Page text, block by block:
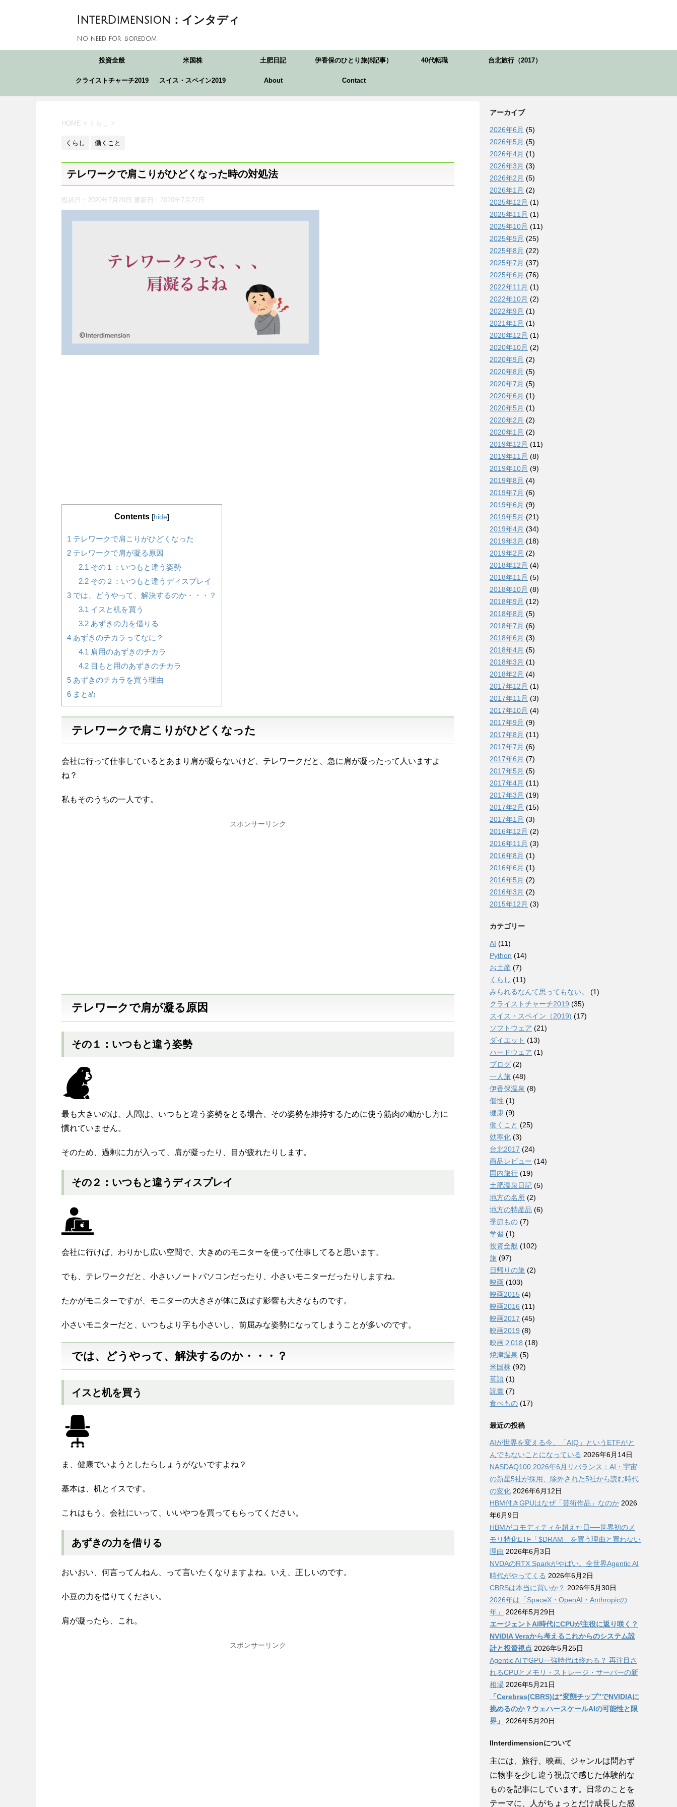
InterDimension：インタディ
No need for Boredom
投資全般 米国株 土肥日記 伊香保のひとり旅(8記事） 40代転職 台北旅行（2017）
クライストチャーチ2019 スイス・スペイン2019 About Contact
HOME > くらし >
くらし 働くこと
テレワークで肩こりがひどくなった時の対処法
投稿日：2020年7月20日 更新日： 2020年7月22日
Contents [hide]
1 テレワークで肩こりがひどくなった
2 テレワークで肩が凝る原因
2.1 その１：いつもと違う姿勢
2.2その２：いつもと違うディスプレイ
3 では、どうやって、解決するのか・・・？
3.1 イスと机を買う
3.2あずきの力を借りる
4 あずきのチカラってなに？
4.1 肩用のあずきのチカラ
4.2目もと用のあずきのチカラ
5 あずきのチカラを買う理由
6 まとめ
テレワークで肩こりがひどくなった
会社に行って仕事しているとあまり肩が凝らないけど、テレワークだと、急に肩が凝ったって人いますよ
ね？
私もそのうちの一人です。
スポンサーリンク
テレワークで肩が凝る原因
その１：いつもと違う姿勢
最も大きいのは、人間は、いつもと違う姿勢をとる場合、その姿勢を維持するために使う筋肉の動かし方に
慣れていません。
そのため、過剰に力が入って、肩が凝ったり、目が疲れたりします。
その２：いつもと違うディスプレイ
会社に行けば、わりかし広い空間で、大きめのモニターを使って仕事してると思います。
でも、テレワークだと、小さいノートパソコンだったり、小さいモニターだったりしますね。
たかがモニターですが、モニターの大きさが体に及ぼす影響も大きなものです。
小さいモニターだと、いつもより字も小さいし、前屈みな姿勢になってしまうことが多いのです。
では、どうやって、解決するのか・・・？
イスと机を買う
ま、健康でいようとしたらしょうがないですよね？
基本は、机とイスです。
これはもう。会社にいって、いいやつを買ってもらってください。
あずきの力を借りる
おいおい、何言ってんねん、って言いたくなりますよね。いえ、正しいのです。
小豆の力を借りてください。
肩が凝ったら、これ。
スポンサーリンク
アーカイブ
2026年6月 (5)
2026年5月 (5)
2026年4月 (1)
2026年3月 (3)
2026年2月 (5)
2026年1月 (2)
2025年12月 (1)
2025年11月 (1)
2025年10月 (11)
2025年9月 (25)
2025年8月 (22)
2025年7月 (37)
2025年6月 (76)
2022年11月 (1)
2022年10月 (2)
2022年9月 (1)
2021年1月 (1)
2020年12月 (1)
2020年10月 (2)
2020年9月 (2)
2020年8月 (5)
2020年7月 (5)
2020年6月 (1)
2020年5月 (1)
2020年2月 (2)
2020年1月 (2)
2019年12月 (11)
2019年11月 (8)
2019年10月 (9)
2019年8月 (4)
2019年7月 (6)
2019年6月 (9)
2019年5月 (21)
2019年4月 (34)
2019年3月 (18)
2019年2月 (2)
2018年12月 (4)
2018年11月 (5)
2018年10月 (8)
2018年9月 (12)
2018年8月 (5)
2018年7月 (6)
2018年6月 (3)
2018年4月 (5)
2018年3月 (1)
2018年2月 (4)
2017年12月 (1)
2017年11月 (3)
2017年10月 (4)
2017年9月 (9)
2017年8月 (11)
2017年7月 (6)
2017年6月 (7)
2017年5月 (5)
2017年4月 (11)
2017年3月 (19)
2017年2月 (15)
2017年1月 (3)
2016年12月 (2)
2016年11月 (3)
2016年8月 (1)
2016年6月 (1)
2016年5月 (2)
2016年3月 (2)
2015年12月 (3)
カテゴリー
AI (11)
Python (14)
お土産 (7)
くらし (11)
みられるなんて思ってもない。
(1)
クライストチャーチ2019 (35)
スイス・スペイン（2019) (17)
ソフトウェア (21)
ダイエット (13)
ハードウェア (1)
ブログ (2)
一人旅 (48)
伊香保温泉 (8)
個性 (1)
健康 (9)
働くこと (25)
効率化 (3)
台北2017 (24)
商品レビュー (14)
国内旅行 (19)
土肥温泉日記 (5)
地方の名所 (2)
地方の特産品 (6)
季節もの (7)
学習 (1)
投資全般 (102)
旅 (97)
日帰りの旅 (2)
映画 (103)
映画2015 (4)
映画2016 (11)
映画2017 (45)
映画2019 (8)
映画２018 (18)
焼津温泉 (5)
米国株 (92)
英語 (1)
読書 (7)
食べもの (17)
最近の投稿
AIが世界を変える今、「AIQ」というETFがと
んでもないことになっている 2026年6月14日
NASDAQ100 2026年6月リバランス：AI・宇宙
の新星5社が採用、除外された5社から読む時代
の変化 2026年6月12日
HBM付きGPUはなぜ「芸術作品」なのか 2026
年6月9日
HBMがコモディティを超えた日──世界初のメ
モリ特化ETF「$DRAM」を買う理由と買わない
理由 2026年6月3日
NVDAのRTX Sparkがやばい。全世界Agentic AI
時代がやってくる 2026年6月2日
CBRSは本当に買いか？ 2026年5月30日
2026年は「SpaceX・OpenAI・Anthropicの
年」
2026年5月29日
エージェントAI時代にCPUが主役に返り咲く？
NVIDIA Veraから考えるこれからのシステム設
計と投資視点 2026年5月25日
Agentic AIでGPU一強時代は終わる？ 再注目さ
れるCPUとメモリ・ストレージ・サーバーの新
相場 2026年5月21日
「Cerebras(CBRS)は“変態チップ”でNVIDIAに
挑めるのか？ウェハースケールAIの可能性と限
界」
2026年5月20日
IInterdimensionについて
主には、旅行、映画、ジャンルは問わず
に物事を少し違う視点で感じた体験的な
ものを記事にしています。日常のことを
テーマに、人がちょっとだけ成長した感